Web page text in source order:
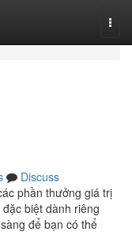
Discuss
phần thưởng giá trị
biệt dành riêng
để bạn có thể